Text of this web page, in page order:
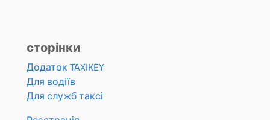
сторінки
Додаток TAXIKEY
Для водіїв
Для служб таксі